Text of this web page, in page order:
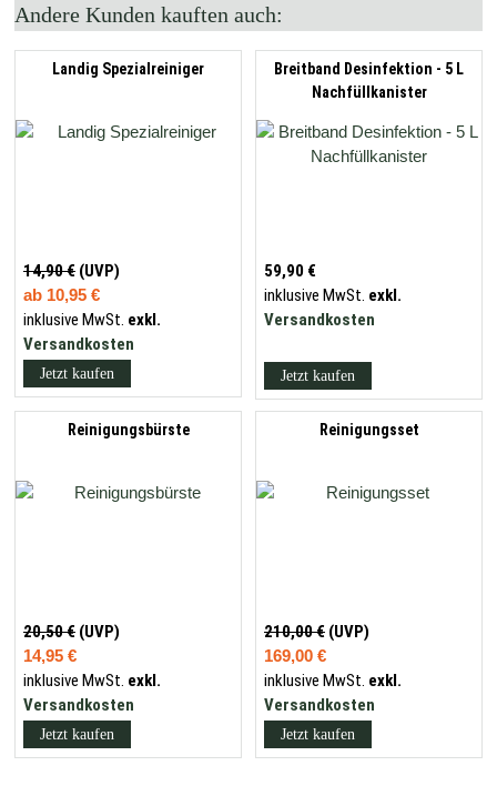
Andere Kunden kauften auch:
Landig Spezialreiniger
14,90 € (UVP)
ab 10,95 €
inklusive MwSt. exkl.
Versandkosten
Jetzt kaufen
Breitband Desinfektion - 5 L
Nachfüllkanister
59,90 €
inklusive MwSt. exkl.
Versandkosten
Jetzt kaufen
Reinigungsbürste
20,50 € (UVP)
14,95 €
inklusive MwSt. exkl.
Versandkosten
Jetzt kaufen
Reinigungsset
210,00 € (UVP)
169,00 €
inklusive MwSt. exkl.
Versandkosten
Jetzt kaufen